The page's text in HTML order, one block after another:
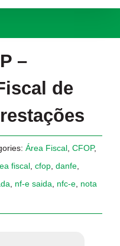
–
de
Área Fiscal CFOP,
fiscal cfop danfe
nf-e saida nfc-e nota